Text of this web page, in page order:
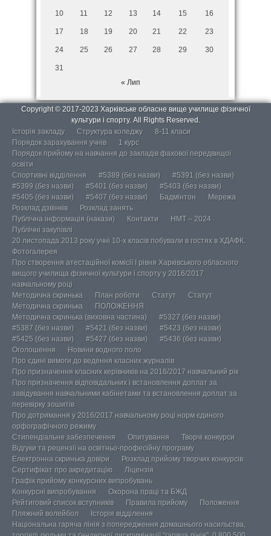
10 11 12 13 14 15 16
17 18 19 20 21 22 23
24 25 26 27 28 29 30
31
« Лип
Copyright © 2017-2023 Харківське обласне вище училище фізичної
культури і спорту. All Rights Reserved.
Історія закладу
Структура коледжу
8-11 класи
Порядок зарахування учнів
1 курс
Порядок прийому на навчання до закладів фахової передвищої
освіти
Спортивні відділення
#5389 (без назви)
#5391 (без назви)
#5399 (без назви)
#5401 (без назви)
#5403 (без назви)
#5405 (без назви)
#5407 (без назви) Бадмінтон
Мережа
Розклад дзвінків
Розклад занять
Публічна інформація (накази)
Контакти
НМТ – 2024
Публічні закупівлі
20 листопада 2013 року учні 10-х класів побували в гостях в ХДАФК.
Фотогалерея
Про створення атестаційної комісії І рівня Харківського обласного
вищого училища фізичної культури і спорту у 2016/2017
навчальному році
Методична скринька
План роботи Статут
Статут
Методична скринька
ПОЛОЖЕННЯ
Методична скринька (виховна частина)
#5327 (без назви)
#5387 (без назви)
#5421 (без назви)
#5423 (без назви)
#5425 (без назви)
#5427 (без назви)
#5436 (без назви)
Оголошення
Новини водного поло
Про єдині вимоги до ведення класних журналів
Про призначення класних керівників на 2016/2017 навчальний рік
Про призначення відповідальних і встановлення доплат за
завідування навчальними кабінетами та встановлення доплат за
перевірку зошитів
Про дотримання у 2016/2017 навчальному році норм єдиного
орфографічного режиму
Стипендіальне забезпечення
Опитування
Творчі конкурси
Відгуки та рецензії на освітньо-професійну програму
Електронна скринька довіри
Розклад прийому творчих конкурсів
Сертифікат про акредитацію
Ліцензія
Графік прийому конкурсних випробувань
Конкурсні випробування
Охорона праці та БЖД
Рейтиговий список вступників
Правила прийому
Положення
Пляжний волейбол
Історія відділення
Національна гаряча лінія з попередження домашнього насильства,